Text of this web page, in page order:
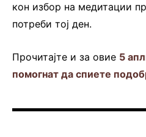
кон избор на медитации
потреби тој ден.
Прочитајте и за овие 5
помогнат да спиете